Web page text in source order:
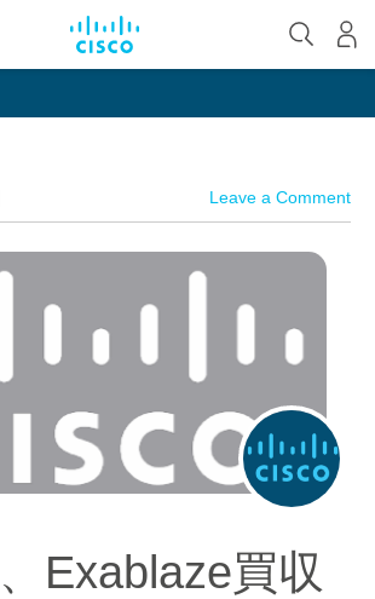
Leave a Comment
Exablaze買収